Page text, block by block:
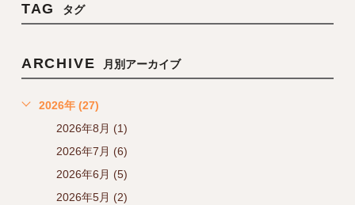
TAG タグ
ARCHIVE 月別アーカイブ
2026年 (27)
2026年8月 (1)
2026年7月 (6)
2026年6月 (5)
2026年5月 (2)